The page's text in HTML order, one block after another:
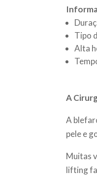
Tipo
Alta
A
A
pele e
Muitas
lifting